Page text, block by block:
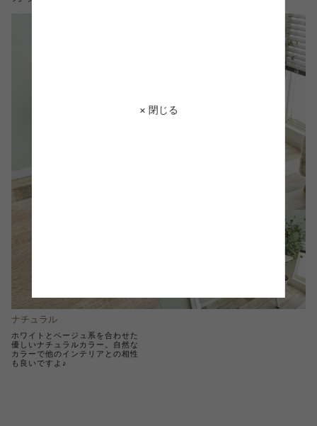
× 閉じる
ナチュラル
ホワイトとベージュ系を合わせた
優しいナチュラルカラー。自然な
カラーで他のインテリアとの相性
も良いですよ♪